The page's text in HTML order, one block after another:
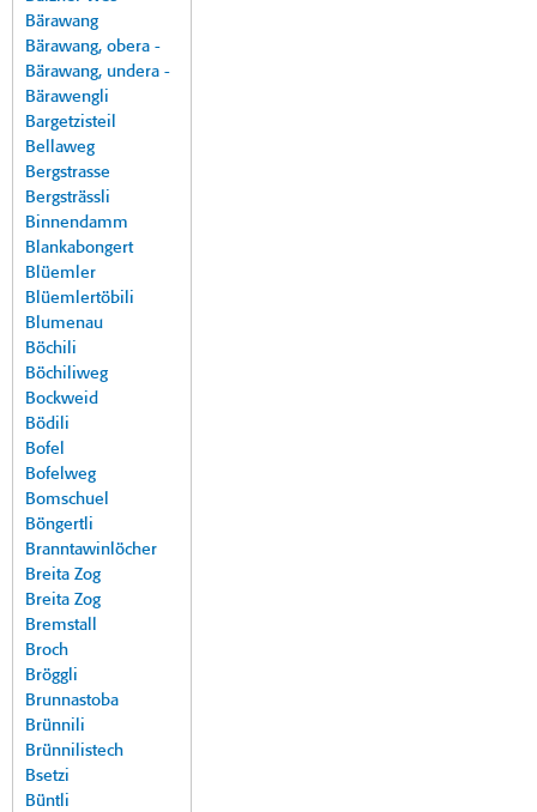
Bärawang
Bärawang, obera -
Bärawang, undera -
Bärawengli
Bargetzisteil
Bellaweg
Bergstrasse
Bergsträssli
Binnendamm
Blankabongert
Blüemler
Blüemlertöbili
Blumenau
Böchili
Böchiliweg
Bockweid
Bödili
Bofel
Bofelweg
Bomschuel
Böngertli
Branntawinlöcher
Breita Zog
Breita Zog
Bremstall
Broch
Bröggli
Brunnastoba
Brünnili
Brünnilistech
Bsetzi
Büntli